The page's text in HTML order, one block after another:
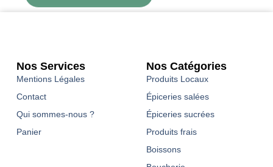
Nos Services
Mentions Légales
Contact
Qui sommes-nous ?
Panier
Nos Catégories
Produits Locaux
Épiceries salées
Épiceries sucrées
Produits frais
Boissons